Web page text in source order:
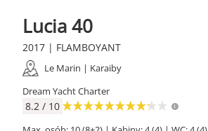
Lucia 40
2017 | FLAMBOYANT
Le Marin | Karaiby
Dream Yacht Charter
8.2 / 10